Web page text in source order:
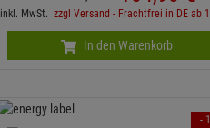
inkl. MwSt.zzgl Versand - Frachtfrei in DE ab
In den Warenkorb
-